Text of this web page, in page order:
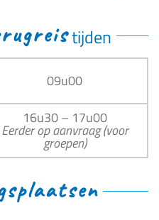
tijden
09u00
16u30 – 17u00
Eerder op aanvraag (voor
groepen)